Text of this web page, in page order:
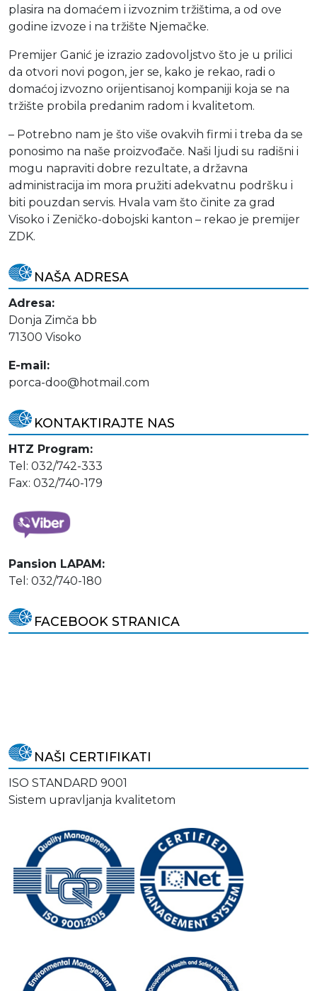
plasira na domaćem i izvoznim tržištima, a od ove
godine izvoze i na tržište Njemačke.
Premijer Ganić je izrazio zadovoljstvo što je u prilici
da otvori novi pogon, jer se, kako je rekao, radi o
domaćoj izvozno orijentisanoj kompaniji koja se na
tržište probila predanim radom i kvalitetom.
– Potrebno nam je što više ovakvih firmi i treba da se
ponosimo na naše proizvođače. Naši ljudi su radišni i
mogu napraviti dobre rezultate, a državna
administracija im mora pružiti adekvatnu podršku i
biti pouzdan servis. Hvala vam što činite za grad
Visoko i Zeničko-dobojski kanton – rekao je premijer
ZDK.
NAŠA ADRESA
Adresa:
Donja Zimča bb
71300 Visoko
E-mail:
porca-doo@hotmail.com
KONTAKTIRAJTE NAS
HTZ Program:
Tel: 032/742-333
Fax: 032/740-179
Pansion LAPAM:
Tel: 032/740-180
FACEBOOK STRANICA
NAŠI CERTIFIKATI
ISO STANDARD 9001
Sistem upravljanja kvalitetom